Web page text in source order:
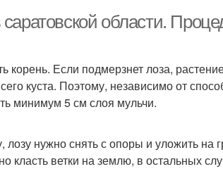
области.
корень. Если подмерзнет лоза,
куста. Поэтому, независимо от
минимум 5 см слоя мульчи.
нужно снять с опоры и уложить на
класть ветки на землю, в остальных